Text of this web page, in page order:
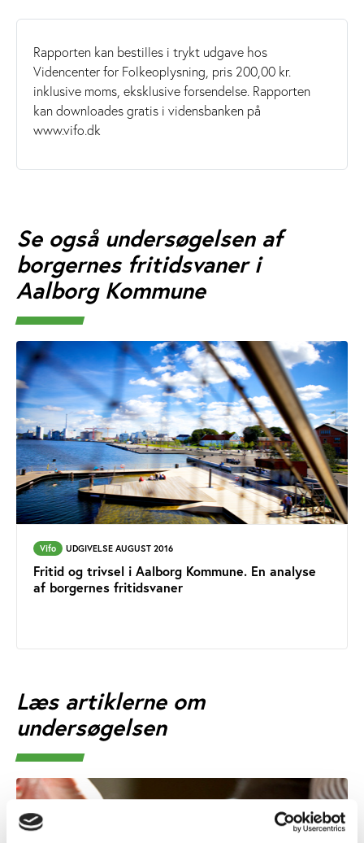
Rapporten kan bestilles i trykt udgave hos
Videncenter for Folkeoplysning, pris 200,00 kr.
inklusive moms, eksklusive forsendelse. Rapporten
kan downloades gratis i vidensbanken på
www.vifo.dk
Se også undersøgelsen af
borgernes fritidsvaner i
Aalborg Kommune
Vifo UDGIVELSE AUGUST 2016
Fritid og trivsel i Aalborg Kommune. En analyse
af borgernes fritidsvaner
Læs artiklerne om
undersøgelsen